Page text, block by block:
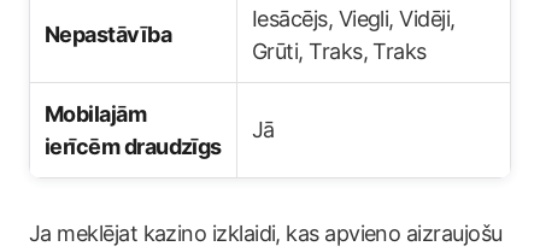
Nepastāvība
Iesācējs, Viegli, Vidēji,
Grūti, Traks, Traks
Mobilajām
ierīcēm draudzīgs
Jā
Ja meklējat kazino izklaidi, kas apvieno aizraujošu